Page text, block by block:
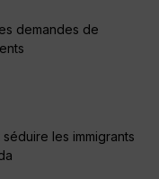
demandes de
les immigrants